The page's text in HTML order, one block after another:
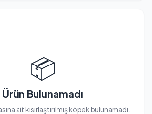
📦
Ürün Bulunamadı
ait kısırlaştırılmış köpek bulunamadı.